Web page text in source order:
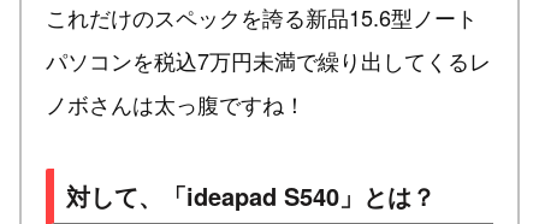
これだけのスペックを誇る新品15.6型ノート
パソコンを税込7万円未満で繰り出してくるレ
ノボさんは太っ腹ですね！
対して、「ideapad S540」とは？